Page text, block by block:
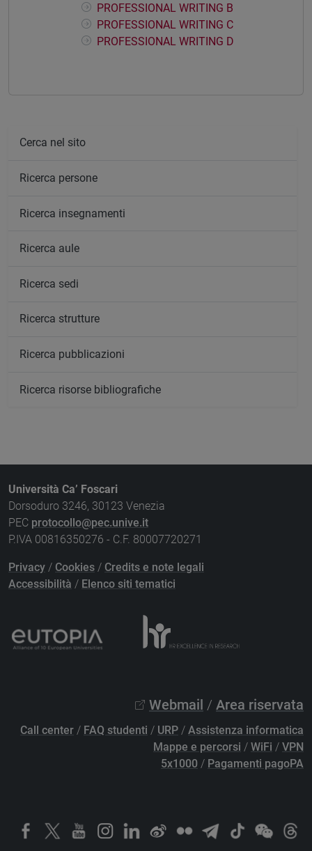
PROFESSIONAL WRITING B
PROFESSIONAL WRITING C
PROFESSIONAL WRITING D
Cerca nel sito
Ricerca persone
Ricerca insegnamenti
Ricerca aule
Ricerca sedi
Ricerca strutture
Ricerca pubblicazioni
Ricerca risorse bibliografiche
Università Ca’ Foscari
Dorsoduro 3246, 30123 Venezia
PEC protocollo@pec.unive.it
P.IVA 00816350276 - C.F. 80007720271
Privacy / Cookies / Credits e note legali
Accessibilità / Elenco siti tematici
Webmail / Area riservata
Call center / FAQ studenti / URP / Assistenza informatica
Mappe e percorsi / WiFi / VPN
5x1000 / Pagamenti pagoPA